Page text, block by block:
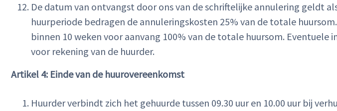
De datum van ontvangst door ons van de schriftelijke annulering geldt
huurperiode bedragen de annuleringskosten 25% van de totale
binnen 10 weken voor aanvang 100% van de totale huursom.
voor rekening van de huurder.
Artikel 4: Einde van de huurovereenkomst
Huurder verbindt zich het gehuurde tussen 09.30 uur en 10.00 uur bij